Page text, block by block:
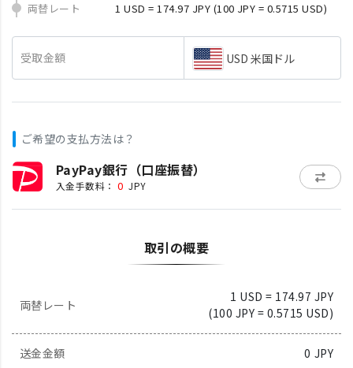
両替レート
1 USD = 174.97 JPY (100 JPY = 0.5715 USD)
受取金額 USD 米国ドル
ご希望の支払方法は？
PayPay銀行（口座振替）
入金手数料： 0 JPY
取引の概要
両替レート
1 USD = 174.97 JPY
(100 JPY = 0.5715 USD)
送金金額 0 JPY